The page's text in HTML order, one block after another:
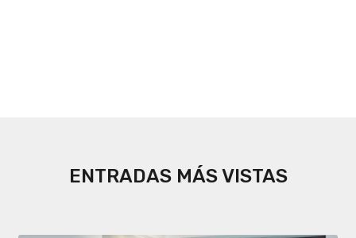
ENTRADAS MÁS VISTAS